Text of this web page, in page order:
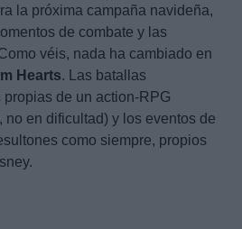
la próxima campaña navideña,
de combate y las
véis, nada ha cambiado en
Hearts. Las batallas
de un action-RPG
en dificultad) y los eventos de
como siempre, propios